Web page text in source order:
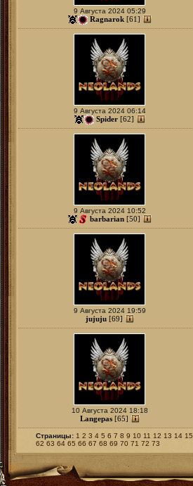
9 Августа 2024 05:29
Ragnarok [61]
9 Августа 2024 06:14
Spider [62]
9 Августа 2024 10:52
barbarian [50]
9 Августа 2024 19:59
jujuju [69]
10 Августа 2024 18:18
Langepas [65]
Страницы: 1 2 3 4 5 6 7 8 9 10 11 12 13 14 15
62 63 64 65 66 67 68 69 70 71 72 73